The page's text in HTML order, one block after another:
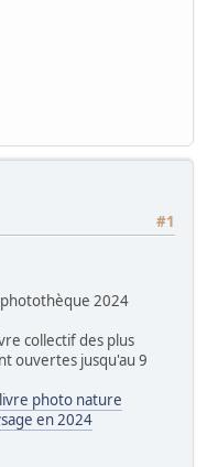
#1
2024
collectif des plus
ouvertes jusqu'au 9
livre photo nature
en 2024